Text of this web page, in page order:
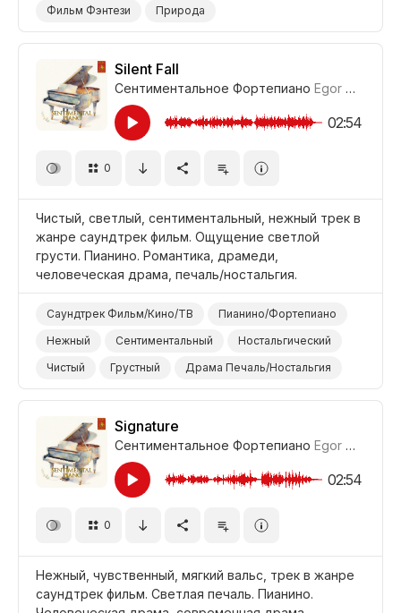
Фильм Фэнтези
Природа
Фильм Романтическая Комедия
Фильм Романтика
Фильм Семейный
Фильм/Кино
Silent Fall
Сентиментальное Фортепиано Egor Gandukhin
02:54
0
Чистый, светлый, сентиментальный, нежный трек в
жанре саундтрек фильм. Ощущение светлой
грусти. Пианино. Романтика, драмеди,
человеческая драма, печаль/ностальгия.
Саундтрек Фильм/Кино/ТВ
Пианино/Фортепиано
Нежный
Сентиментальный
Ностальгический
Чистый
Грустный
Драма Печаль/Ностальгия
Фильм Титры/Окончание
Фильм Романтика
Фильм Человеческая Драма/Трагедия
Signature
Сентиментальное Фортепиано Egor Gandukhin
02:54
0
Нежный, чувственный, мягкий вальс, трек в жанре
саундтрек фильм. Светлая печаль. Пианино.